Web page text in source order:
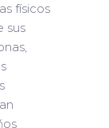
físicos
sus